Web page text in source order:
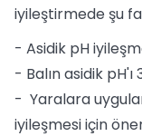
iyileştirmede şu
- Asidik pH
- Balın asidik pH'ı
- Yaralara
iyileşmesi için